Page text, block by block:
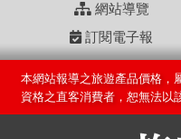
網站導覽
訂閱電子報
本網站報導之旅遊產品價格，
資格之直客消費者，恕無法以